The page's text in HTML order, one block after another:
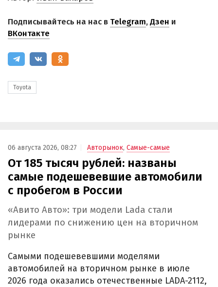
Подписывайтесь на нас в Telegram,Дзен и
ВКонтакте
Toyota
06 августа 2026, 08:27 Авторынок, Самые-самые
От 185 тысяч рублей: названы
самые подешевевшие автомобили
с пробегом в России
«Авито Авто»: три модели Lada стали
лидерами по снижению цен на вторичном
рынке
Самыми подешевевшими моделями
автомобилей на вторичном рынке в июле
2026 года оказались отечественные LADA-2112,